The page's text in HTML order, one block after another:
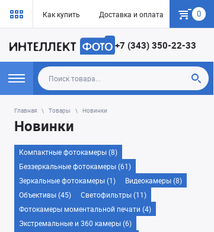
Как купить Доставка и оплата Гарантия
0
+7 (343) 350-22-33
Главная Товары Новинки
Новинки
Компактные фотокамеры (8)
Беззеркальные фотокамеры (61)
Зеркальные фотокамеры (1)
Видеокамеры (8)
Объективы (45)
Светофильтры (11)
Фотокамеры моментальной печати (4)
Экстремальные и 360 камеры (6)